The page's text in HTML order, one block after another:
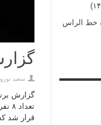
سعيد
قرار شد که
خط الراس